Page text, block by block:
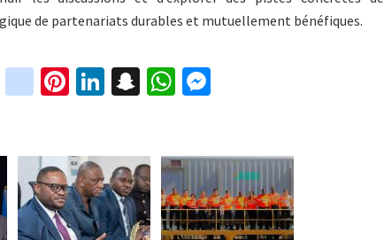
de partenariats durables et mutuellement bénéfiques.
T
wi
er
in
st
ra
m
Pi
nt
es
t
Li
n
dI
n
S
n
pc
h
at
W
h
sA
p
p
n
ge
r